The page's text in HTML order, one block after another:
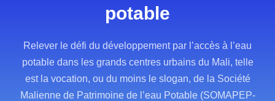
potable
Relever le défi du développement par l’accès à l’eau
potable dans les grands centres urbains du Mali, telle
est la vocation, ou du moins le slogan, de la Société
Malienne de Patrimoine de l’eau Potable (SOMAPEP-